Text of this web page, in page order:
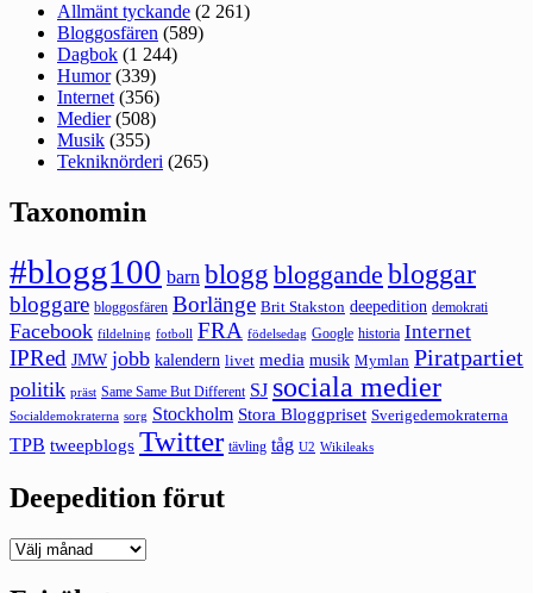
Allmänt tyckande (2 261)
Bloggosfären (589)
Dagbok (1 244)
Humor(339)
Internet (356)
Medier(508)
Musik (355)
Tekniknörderi (265)
Taxonomin
#blogg100 barn blogg bloggande bloggar
bloggare bloggosfären Borlänge Brit Stakston deepedition demokrati
Facebook fildelning fotboll FRA födelsedag Google historia Internet
IPRed JMW jobb kalendern livet media musik Mymlan Piratpartiet
politik präst Same Same But Different SJ sociala medier
Socialdemokraterna sorg Stockholm Stora Bloggpriset Sverigedemokraterna
TPB tweepblogs Twitter tävling tåg U2 Wikileaks
Deepedition förut
Deepedition